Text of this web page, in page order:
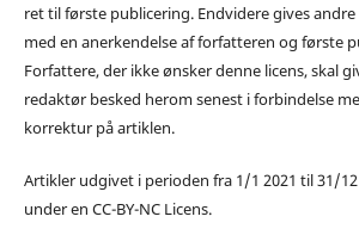
ret til første publicering. Endvidere gives
med en anerkendelse af forfatteren og første
Forfattere, der ikke ønsker denne licens, skal
redaktør besked herom senest i forbindelse
korrektur på artiklen.
Artikler udgivet i perioden fra 1/1 2021 til 31/
under en CC-BY-NC Licens.